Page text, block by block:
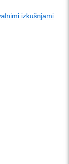
izkušnjami